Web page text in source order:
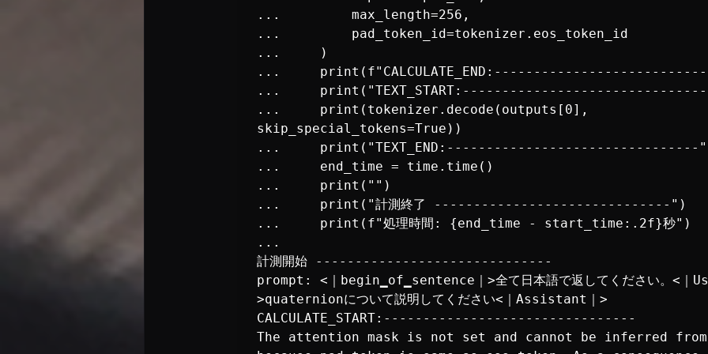
...         max_length=256,
...         pad_token_id=tokenizer.eos_token_id
...     )
...
...
...     print(tokenizer.decode(outputs[0],
skip_special_tokens=True))
...     print("TEXT_END:--------------------------------
...     end_time = time.time()
...     print("")
...     print("計測終了 ------------------------------")
...     print(f"処理時間: {end_time - start_time:.2f}秒")
...
計測開始 ------------------------------
prompt: <｜begin▁of▁sentence｜>全て日本語で返してください。<｜
>quaternionについて説明してください<｜Assistant｜>
CALCULATE_START:--------------------------------
The attention mask is not set and cannot be inferred